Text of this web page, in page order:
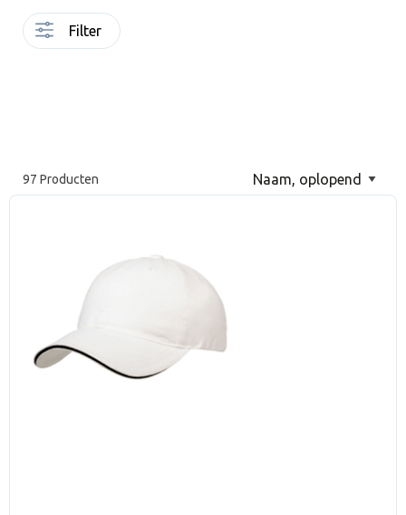
Filter
97 Producten